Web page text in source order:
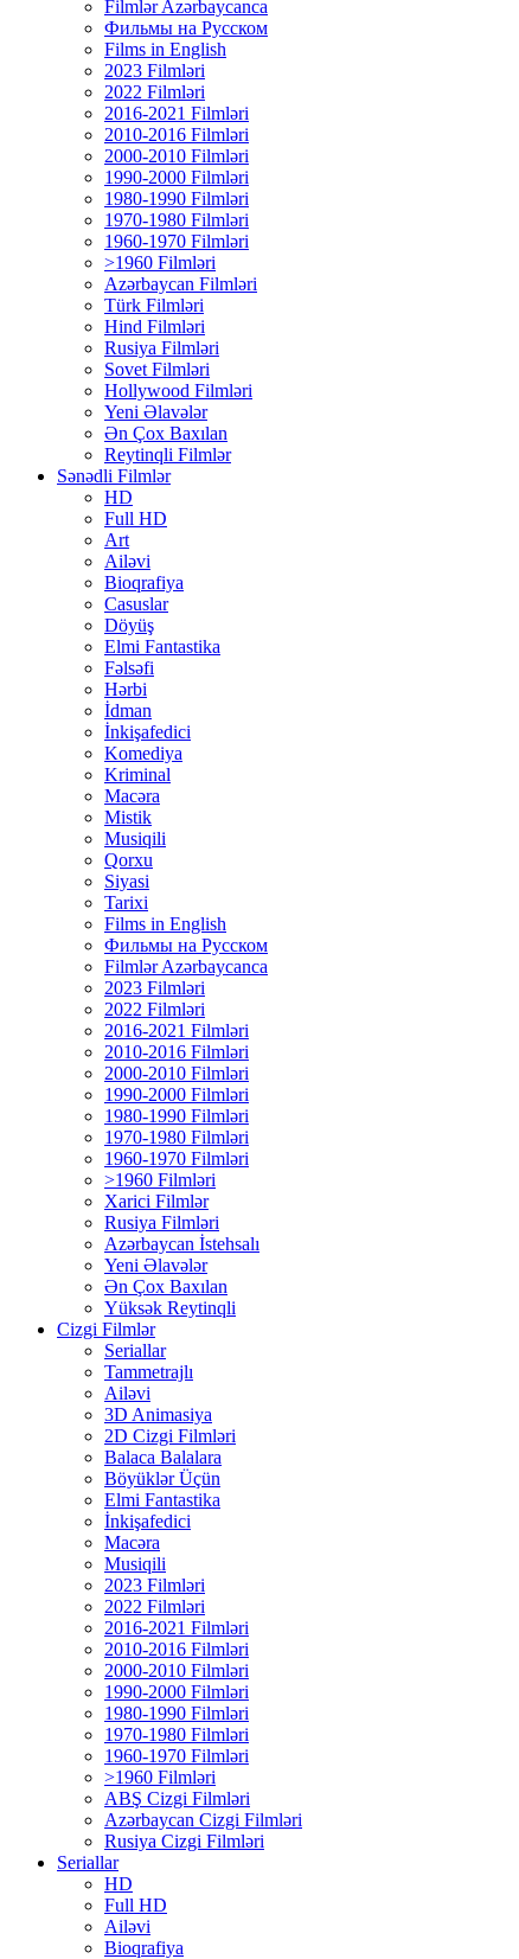
Filmlər Azərbaycanca
Фильмы на Русском
Films in English
2023 Filmləri
2022 Filmləri
2016-2021 Filmləri
2010-2016 Filmləri
2000-2010 Filmləri
1990-2000 Filmləri
1980-1990 Filmləri
1970-1980 Filmləri
1960-1970 Filmləri
>1960 Filmləri
Azərbaycan Filmləri
Türk Filmləri
Hind Filmləri
Rusiya Filmləri
Sovet Filmləri
Hollywood Filmləri
Yeni Əlavələr
Ən Çox Baxılan
Reytinqli Filmlər
Sənədli Filmlər
HD
Full HD
Art
Ailəvi
Bioqrafiya
Casuslar
Döyüş
Elmi Fantastika
Fəlsəfi
Hərbi
İdman
İnkişafedici
Komediya
Kriminal
Macəra
Mistik
Musiqili
Qorxu
Siyasi
Tarixi
Films in English
Фильмы на Русском
Filmlər Azərbaycanca
2023 Filmləri
2022 Filmləri
2016-2021 Filmləri
2010-2016 Filmləri
2000-2010 Filmləri
1990-2000 Filmləri
1980-1990 Filmləri
1970-1980 Filmləri
1960-1970 Filmləri
>1960 Filmləri
Xarici Filmlər
Rusiya Filmləri
Azərbaycan İstehsalı
Yeni Əlavələr
Ən Çox Baxılan
Yüksək Reytinqli
Cizgi Filmlər
Seriallar
Tammetrajlı
Ailəvi
3D Animasiya
2D Cizgi Filmləri
Balaca Balalara
Böyüklər Üçün
Elmi Fantastika
İnkişafedici
Macəra
Musiqili
2023 Filmləri
2022 Filmləri
2016-2021 Filmləri
2010-2016 Filmləri
2000-2010 Filmləri
1990-2000 Filmləri
1980-1990 Filmləri
1970-1980 Filmləri
1960-1970 Filmləri
>1960 Filmləri
ABŞ Cizgi Filmləri
Azərbaycan Cizgi Filmləri
Rusiya Cizgi Filmləri
Seriallar
HD
Full HD
Ailəvi
Bioqrafiya